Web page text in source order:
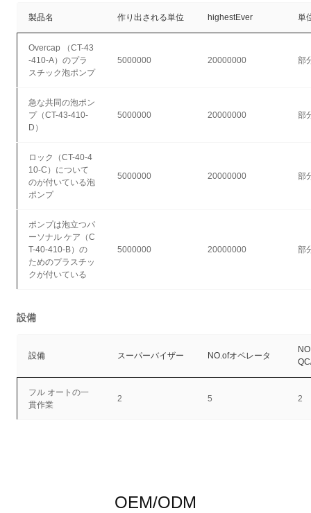
製品名 作り出される単位 highestEver 単
Overcap （CT-43
-410-A）のプラ
スチック泡ポンプ
5000000 20000000 部
急な共同の泡ポン
プ（CT-43-410-
D）
5000000 20000000 部
ロック（CT-40-4
10-C）について
のが付いている泡
ポンプ
5000000 20000000 部
ポンプは泡立つパ
ーソナル ケア（C
T-40-410-B）の
ためのプラスチッ
クが付いている
5000000 20000000 部
設備
設備 スーパーバイザー NO.ofオペレータ
フル オートの一
貫作業
2 5 2
OEM/ODM